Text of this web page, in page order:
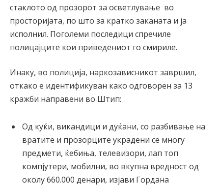
стаклото од прозорот за осветлување во
просторијата, по што за кратко заканата и ја
исполнил. Поголеми последици спречиле
полицајците кои приведениот го смириле.
Инаку, во полиција, наркозависникот завршил,
откако е идентификуван како одговорен за 13
кражби направени во Штип:
Од куќи, викандици и дуќани, со разбивање на
вратите и прозорците украдени се многу
предмети, ќебиња, телевизори, лап топ
компјутери, мобилни, во вкупна вредност од
околу 660.000 денари, изјави Гордана